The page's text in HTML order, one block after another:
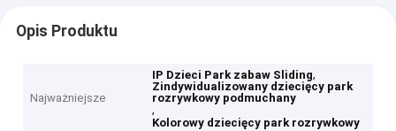
Opis Produktu
Najważniejsze
IP Dzieci Park zabaw Sliding,
Zindywidualizowany dziecięcy park
rozrywkowy podmuchany
,
Kolorowy dziecięcy park rozrywkowy